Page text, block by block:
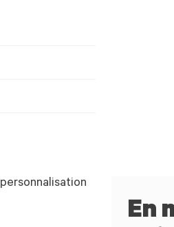
En